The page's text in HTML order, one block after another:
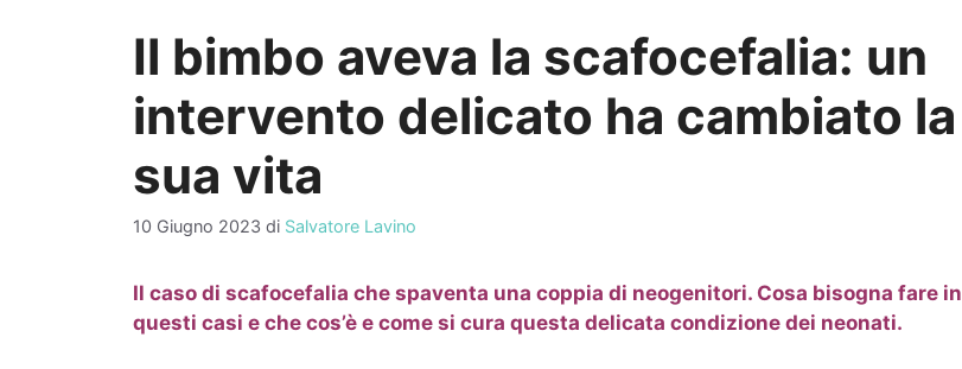
Il bimbo aveva la scafocefalia: un
intervento delicato ha cambiato la
sua vita
10 Giugno 2023 di Salvatore Lavino
Il caso di scafocefalia che spaventa una coppia di neogenitori. Cosa bisogna fare in
questi casi e che cos’è e come si cura questa delicata condizione dei neonati.